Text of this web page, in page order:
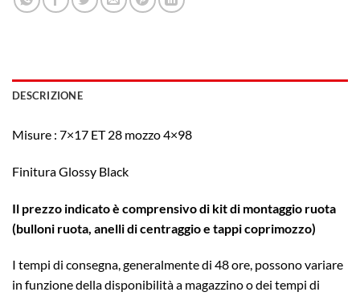
DESCRIZIONE
Misure : 7×17 ET 28 mozzo 4×98
Finitura Glossy Black
Il prezzo indicato è comprensivo di kit di montaggio ruota
(bulloni ruota, anelli di centraggio e tappi coprimozzo)
I tempi di consegna, generalmente di 48 ore, possono variare
in funzione della disponibilità a magazzino o dei tempi di